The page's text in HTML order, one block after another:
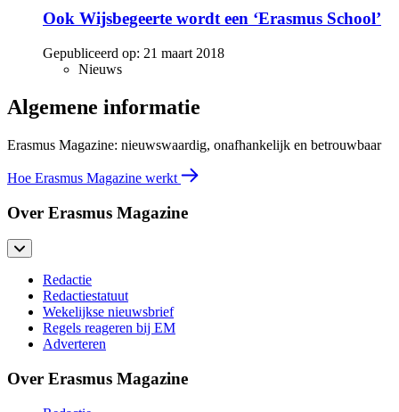
Ook Wijsbegeerte wordt een ‘Erasmus School’
Gepubliceerd op: 21 maart 2018
Nieuws
Algemene informatie
Erasmus Magazine: nieuwswaardig, onafhankelijk en betrouwbaar
Hoe Erasmus Magazine werkt
Over Erasmus Magazine
Redactie
Redactiestatuut
Wekelijkse nieuwsbrief
Regels reageren bij EM
Adverteren
Over Erasmus Magazine